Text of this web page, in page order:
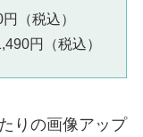
（税込）
円（税込）
りの画像アップ